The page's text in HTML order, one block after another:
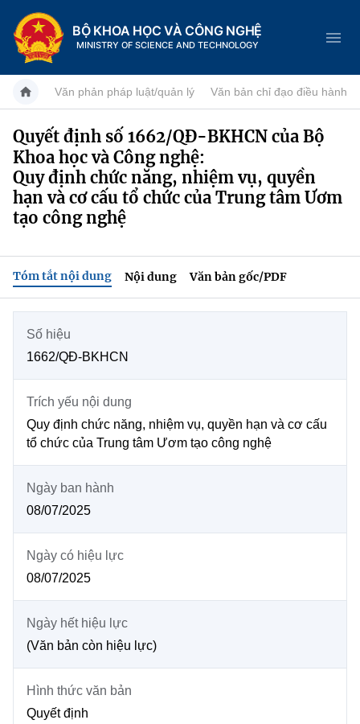
BỘ KHOA HỌC VÀ CÔNG NGHỆ
MINISTRY OF SCIENCE AND TECHNOLOGY
Danh mục
Trang chủ
Giới thiệu
Chức năng nhiệm vụ
Lịch sử phát triển
Sở Khoa học và Công nghệ
Tin tức sự kiện
Đổi mới sáng tạo
Chuyển đổi số
Bưu chính, Viễn thông
Sở hữu trí tuệ
Tiêu chuẩn, đo lường, chất lượng
Tin tổng hợp
Tin địa phương
Hệ thống văn bản
Văn bản QPPL
Văn bản chỉ đạo điều hành
MST IOFFICE
Khoa học và Công nghệ
Đổi mới sáng tạo
Chuyển đổi số
Bưu chính, Viễn thông
Tiêu chuẩn, đo lường, chất lượng
Năng lượng nguyên tử
Multimedia
THƯ ĐIỆN TỬ
Videos
Ảnh
Nhiệm vụ trọng tâm
Văn phản pháp luật/quản lý Văn bản chỉ đạo điều hành
Quyết định số 1662/QĐ-BKHCN của Bộ
Khoa học và Công nghệ:
Quy định chức năng, nhiệm vụ, quyền
hạn và cơ cấu tổ chức của Trung tâm Ươm
tạo công nghệ
Tóm tắt nội dung Nội dung Văn bản gốc/PDF
Số hiệu
1662/QĐ-BKHCN
Trích yếu nội dung
Quy định chức năng, nhiệm vụ, quyền hạn và cơ cấu
tổ chức của Trung tâm Ươm tạo công nghệ
Ngày ban hành
08/07/2025
Ngày có hiệu lực
08/07/2025
Ngày hết hiệu lực
(Văn bản còn hiệu lực)
Hình thức văn bản
Quyết định